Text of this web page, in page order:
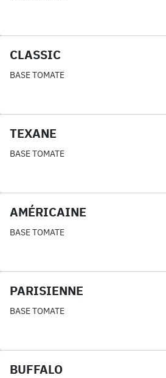
CLASSIC
BASE TOMATE
TEXANE
BASE TOMATE
AMÉRICAINE
BASE TOMATE
PARISIENNE
BASE TOMATE
BUFFALO